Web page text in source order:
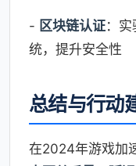
- 区块链认证：
统，提升安全性
总结与行动
在2024年游戏加